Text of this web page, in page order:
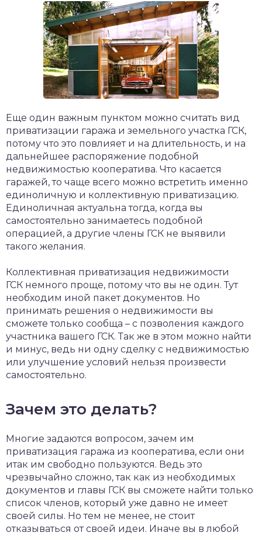
Еще один важным пунктом можно считать вид
приватизации гаража и земельного участка ГСК,
потому что это повлияет и на длительность, и на
дальнейшее распоряжение подобной
недвижимостью кооператива. Что касается
гаражей, то чаще всего можно встретить именно
единоличную и коллективную приватизацию.
Единоличная актуальна тогда, когда вы
самостоятельно занимаетесь подобной
операцией, а другие члены ГСК не выявили
такого желания.
Коллективная приватизация недвижимости
ГСК немного проще, потому что вы не один. Тут
необходим иной пакет документов. Но
принимать решения о недвижимости вы
сможете только сообща – с позволения каждого
участника вашего ГСК. Так же в этом можно найти
и минус, ведь ни одну сделку с недвижимостью
или улучшение условий нельзя произвести
самостоятельно.
Зачем это делать?
Многие задаются вопросом, зачем им
приватизация гаража из кооператива, если они
итак им свободно пользуются. Ведь это
чрезвычайно сложно, так как из необходимых
документов и главы ГСК вы сможете найти только
список членов, который уже давно не имеет
своей силы. Но тем не менее, не стоит
отказываться от своей идеи. Иначе вы в любой